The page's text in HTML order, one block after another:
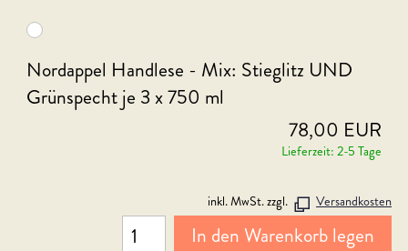
Nordappel Handlese - Mix: Stieglitz UND
Grünspecht je 3 x 750 ml
78,00 EUR
Lieferzeit: 2-5 Tage
inkl. MwSt. zzgl. Versandkosten
In den Warenkorb legen